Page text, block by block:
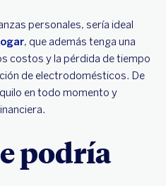
personales, sería ideal
, que además tenga una
costos y la pérdida de tiempo
de electrodomésticos. De
en todo momento y
podría